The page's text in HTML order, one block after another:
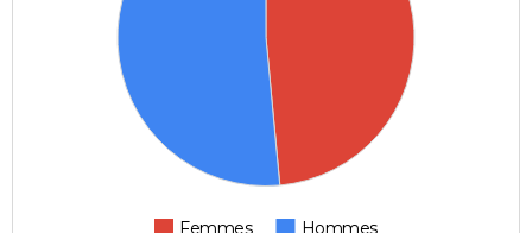
Femmes Hommes